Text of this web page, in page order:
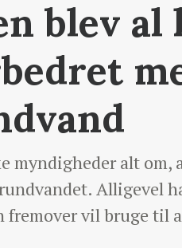
blev
myndigheder alt om,
Alligevel
fremover vil bruge